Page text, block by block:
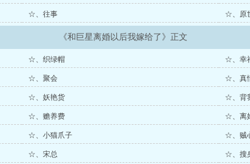
☆、往事 ☆、原
《和巨星离婚以后我嫁给了》正文
☆、织绿帽 ☆、幸
☆、聚会 ☆、真
☆、妖艳货 ☆、背
☆、赡养费 ☆、离
☆、小猫爪子 ☆、贼
☆、宋总 ☆、搜